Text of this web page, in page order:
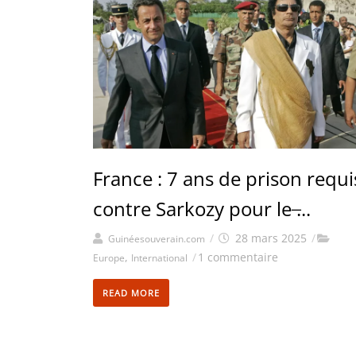
France : 7 ans de prison
contre Sarkozy pour le ̶...
Guinéesouverain.com / 28 mars 2025 /
Europe, International /1 commentaire
READ MORE